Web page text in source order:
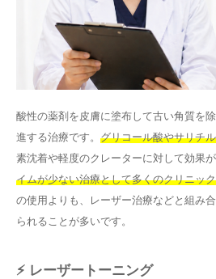
酸性の薬剤を皮膚に塗布して古い角質を
進する治療です。 グリコール酸やサリチ
素沈着や軽度のクレーターに対して効果が
イムが少ない治療として多くのクリニッ
の使用よりも、レーザー治療などと組み
られることが多いです。
⚡ レーザートーニング